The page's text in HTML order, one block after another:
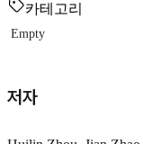
카테고리
Empty
저자